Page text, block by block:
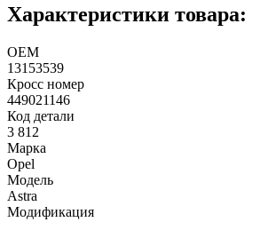
Характеристики товара:
ОЕМ
13153539
Кросс номер
449021146
Код детали
3 812
Марка
Opel
Модель
Astra
Модификация